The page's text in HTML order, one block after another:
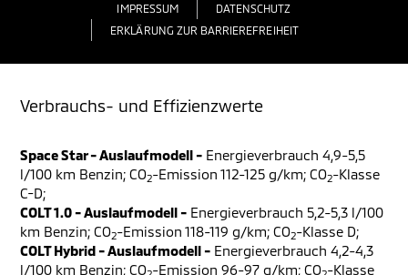
IMPRESSUM
DATENSCHUTZ
ERKLÄRUNG ZUR BARRIEREFREIHEIT
Verbrauchs- und Effizienzwerte
Space Star - Auslaufmodell - Energieverbrauch 4,9-5,5
l/100 km Benzin; CO2-Emission 112-125 g/km; CO2-Klasse
C-D;
COLT 1.0 - Auslaufmodell - Energieverbrauch 5,2-5,3 l/100
km Benzin; CO2-Emission 118-119 g/km; CO2-Klasse D;
COLT Hybrid - Auslaufmodell - Energieverbrauch 4,2-4,3
l/100 km Benzin; CO -Emission 96-97 g/km; CO -Klasse